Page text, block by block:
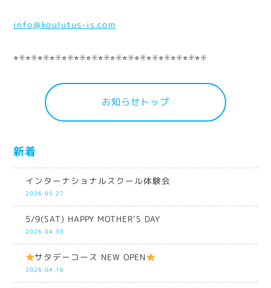
info@koulutus-is.com
⭐︎✳︎⭐︎✳︎⭐︎✳︎⭐︎✳︎⭐︎✳︎⭐︎✳︎⭐︎✳︎⭐︎✳︎⭐︎✳︎⭐︎✳︎⭐︎✳︎⭐︎✳︎⭐︎✳︎⭐︎✳︎⭐︎✳︎⭐︎✳︎
お知らせトップ
新着
インターナショナルスクール体験会
2026.05.27
5/9(SAT) HAPPY MOTHER’S DAY
2026.04.30
サタデーコース NEW OPEN
2026.04.16